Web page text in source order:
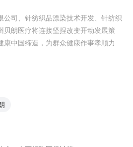
公司、针纺织品漂染技术开发、针纺织
贝朗医疗将连接坚捏改变开动发展策
康中国缔造，为群众健康作事孝顺力